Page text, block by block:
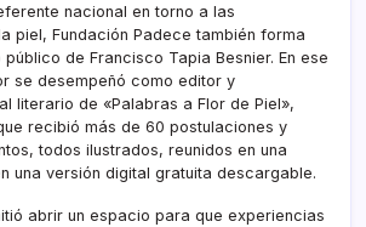
nacional en torno a las
piel, Fundación Padece también forma
de Francisco Tapia Besnier. En ese
se desempeñó como editor y
literario de «Palabras a Flor de Piel»,
recibió más de 60 postulaciones y
todos ilustrados, reunidos en una
una versión digital gratuita descargable.
abrir un espacio para que experiencias